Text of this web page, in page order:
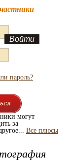
пароль?
могут
за
Все плюсы